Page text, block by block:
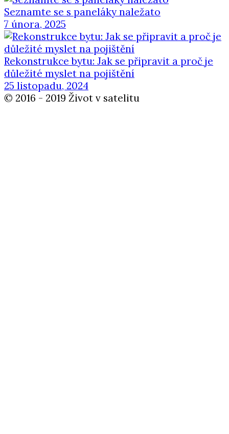
Seznamte se s paneláky naležato
7 února, 2025
Rekonstrukce bytu: Jak se připravit a proč je
důležité myslet na pojištění
25 listopadu, 2024
© 2016 - 2019 Život v satelitu